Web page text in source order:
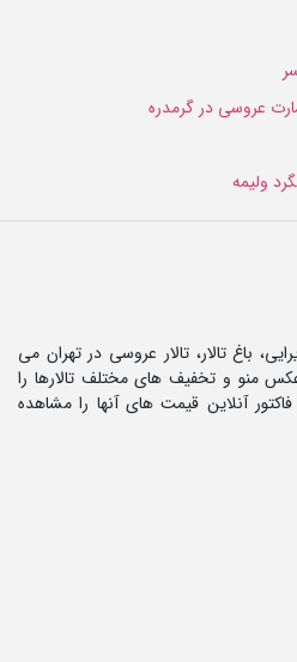
عروسی در گرمدره
ولیمه
باغ تالار، تالار عروسی در تهران می
منو و تخفیف های مختلف تالارها را
آنلاین قیمت های آنها را مشاهده